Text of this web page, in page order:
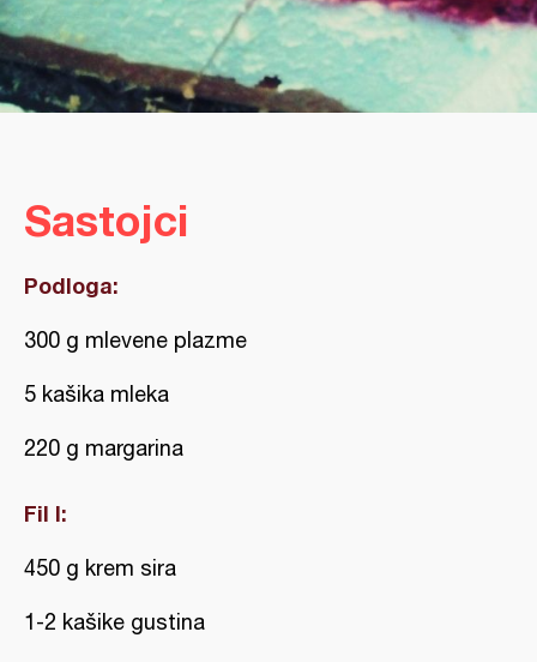
Sastojci
Podloga:
300 g mlevene plazme
5 kašika mleka
220 g margarina
Fil I:
450 g krem sira
1-2 kašike gustina